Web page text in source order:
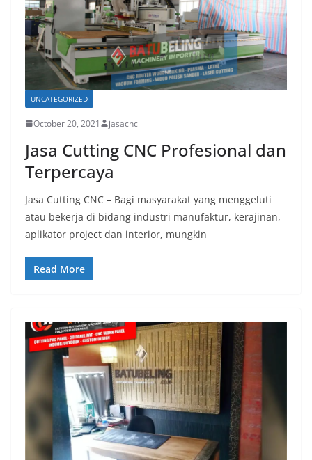
UNCATEGORIZED
October 20, 2021 jasacnc
Jasa Cutting CNC Profesional dan
Terpercaya
Jasa Cutting CNC – Bagi masyarakat yang menggeluti
atau bekerja di bidang industri manufaktur, kerajinan,
aplikator project dan interior, mungkin
Read More